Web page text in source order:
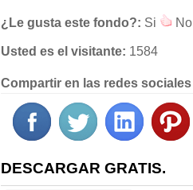
¿Le gusta este fondo?: Si No
Usted es el visitante: 1584
Compartir en las redes sociales
DESCARGAR GRATIS.